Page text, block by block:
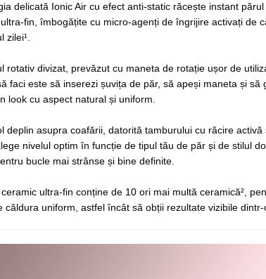
delicată Ionic Air cu efect anti-static răcește instant
fin, îmbogățite cu micro-agenți de îngrijire activați de
zilei¹.
rotativ divizat, prevăzut cu maneta de rotație ușor de
faci este să inserezi șuvița de păr, să apeși maneta și
look cu aspect natural și uniform.
deplin asupra coafării, datorită tamburului cu răcire
nivelul optim în funcție de tipul tău de păr și de stilul
bucle mai strânse și bine definite.
ultra-fin conține de 10 ori mai multă ceramică²,
căldura uniform, astfel încât să obții rezultate vizibile